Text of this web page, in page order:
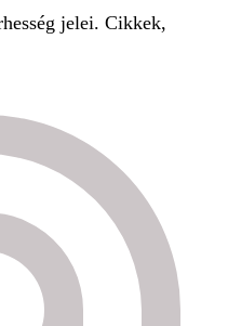
jelei. Cikkek,